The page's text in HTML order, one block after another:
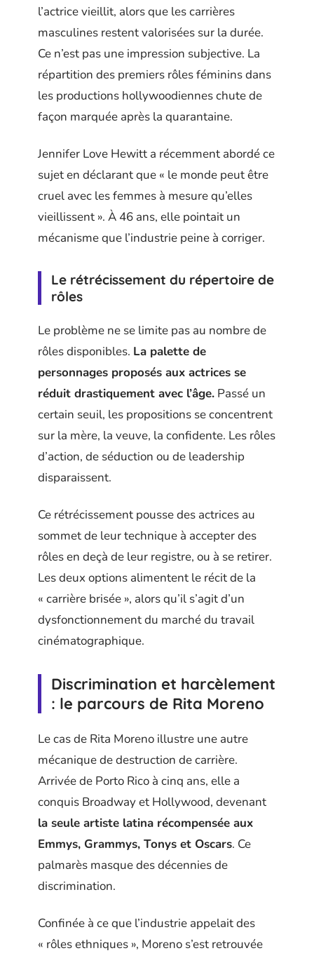
l’actrice vieillit, alors que les carrières
masculines restent valorisées sur la durée.
Ce n’est pas une impression subjective. La
répartition des premiers rôles féminins dans
les productions hollywoodiennes chute de
façon marquée après la quarantaine.
Jennifer Love Hewitt a récemment abordé ce
sujet en déclarant que « le monde peut être
cruel avec les femmes à mesure qu’elles
vieillissent ». À 46 ans, elle pointait un
mécanisme que l’industrie peine à corriger.
Le rétrécissement du répertoire de
rôles
Le problème ne se limite pas au nombre de
rôles disponibles. La palette de
personnages proposés aux actrices se
réduit drastiquement avec l’âge. Passé un
certain seuil, les propositions se concentrent
sur la mère, la veuve, la confidente. Les rôles
d’action, de séduction ou de leadership
disparaissent.
Ce rétrécissement pousse des actrices au
sommet de leur technique à accepter des
rôles en deçà de leur registre, ou à se retirer.
Les deux options alimentent le récit de la
« carrière brisée », alors qu’il s’agit d’un
dysfonctionnement du marché du travail
cinématographique.
Discrimination et harcèlement
: le parcours de Rita Moreno
Le cas de Rita Moreno illustre une autre
mécanique de destruction de carrière.
Arrivée de Porto Rico à cinq ans, elle a
conquis Broadway et Hollywood, devenant
la seule artiste latina récompensée aux
Emmys, Grammys, Tonys et Oscars. Ce
palmarès masque des décennies de
discrimination.
Confinée à ce que l’industrie appelait des
« rôles ethniques », Moreno s’est retrouvée